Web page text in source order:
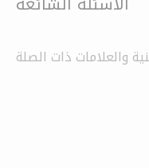
والعلامات ذات الصلة